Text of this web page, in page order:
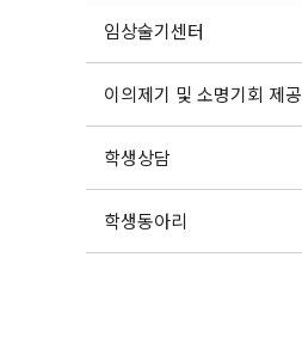
임상술기센터
이의제기 및 소명기회 제공
학생상담
학생동아리